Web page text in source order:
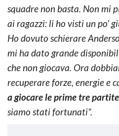
squadre non basta. Non mi
ai ragazzi: li ho visti un po’
Ho dovuto schierare
mi ha dato grande
che non giocava. Ora
recuperare forze, energie e
a giocare le prime tre
siamo stati fortunati”.